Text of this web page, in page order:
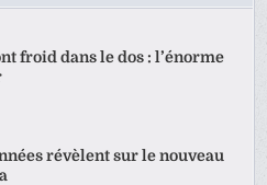
froid dans le dos : l’énorme
révèlent sur le nouveau